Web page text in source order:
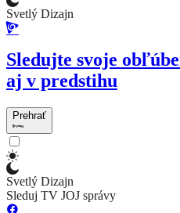
Svetlý Dizajn
Sledujte svoje
aj v predstihu
Prehrať
Svetlý Dizajn
Sleduj TV JOJ správy